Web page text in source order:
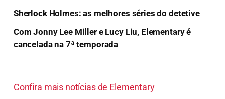
Sherlock Holmes: as melhores séries do detetive
Com Jonny Lee Miller e Lucy Liu, Elementary é
cancelada na 7ª temporada
Confira mais notícias de Elementary